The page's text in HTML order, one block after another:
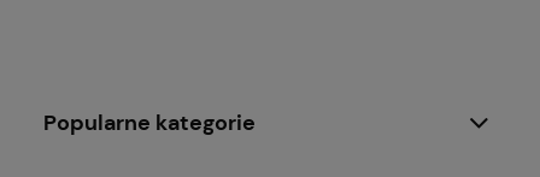
Popularne kategorie